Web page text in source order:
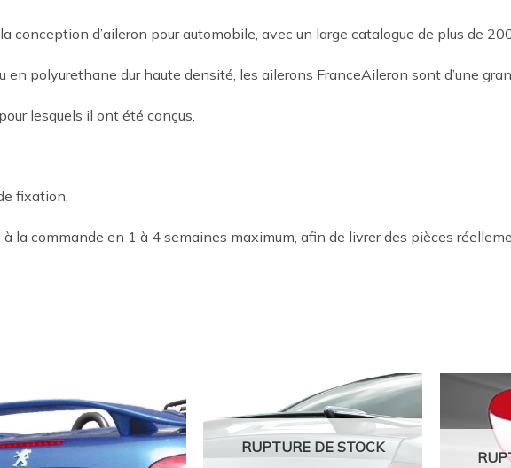
conception d’aileron pour automobile, avec un large catalogue de plus de
en polyurethane dur haute densité, les ailerons FranceAileron sont d’une
lesquels il ont été conçus.
fixation.
la commande en 1 à 4 semaines maximum, afin de livrer des pièces
Ajouter
à la
wishlist
Ajouter
wishlist
RUPTURE DE STOCK